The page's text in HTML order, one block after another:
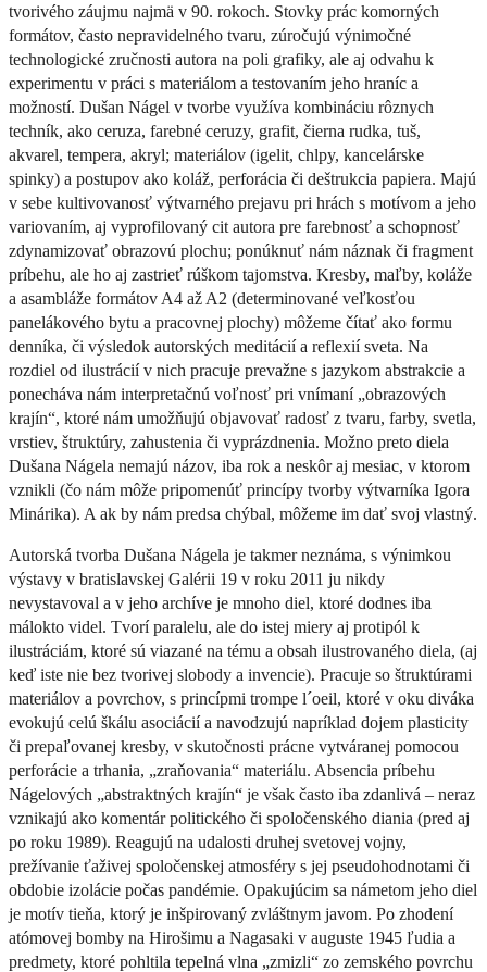
tvorivého záujmu najmä v 90. rokoch. Stovky prác komorných
formátov, často nepravidelného tvaru, zúročujú výnimočné
technologické zručnosti autora na poli grafiky, ale aj odvahu k
experimentu v práci s materiálom a testovaním jeho hraníc a
možností. Dušan Nágel v tvorbe využíva kombináciu rôznych
techník, ako ceruza, farebné ceruzy, grafit, čierna rudka, tuš,
akvarel, tempera, akryl; materiálov (igelit, chlpy, kancelárske
spinky) a postupov ako koláž, perforácia či deštrukcia papiera. Majú
v sebe kultivovanosť výtvarného prejavu pri hrách s motívom a jeho
variovaním, aj vyprofilovaný cit autora pre farebnosť a schopnosť
zdynamizovať obrazovú plochu; ponúknuť nám náznak či fragment
príbehu, ale ho aj zastrieť rúškom tajomstva. Kresby, maľby, koláže
a asambláže formátov A4 až A2 (determinované veľkosťou
panelákového bytu a pracovnej plochy) môžeme čítať ako formu
denníka, či výsledok autorských meditácií a reflexií sveta. Na
rozdiel od ilustrácií v nich pracuje prevažne s jazykom abstrakcie a
ponecháva nám interpretačnú voľnosť pri vnímaní „obrazových
krajín“, ktoré nám umožňujú objavovať radosť z tvaru, farby, svetla,
vrstiev, štruktúry, zahustenia či vyprázdnenia. Možno preto diela
Dušana Nágela nemajú názov, iba rok a neskôr aj mesiac, v ktorom
vznikli (čo nám môže pripomenúť princípy tvorby výtvarníka Igora
Minárika). A ak by nám predsa chýbal, môžeme im dať svoj vlastný.
Autorská tvorba Dušana Nágela je takmer neznáma, s výnimkou
výstavy v bratislavskej Galérii 19 v roku 2011 ju nikdy
nevystavoval a v jeho archíve je mnoho diel, ktoré dodnes iba
málokto videl. Tvorí paralelu, ale do istej miery aj protipól k
ilustráciám, ktoré sú viazané na tému a obsah ilustrovaného diela, (aj
keď iste nie bez tvorivej slobody a invencie). Pracuje so štruktúrami
materiálov a povrchov, s princípmi trompe l´oeil, ktoré v oku diváka
evokujú celú škálu asociácií a navodzujú napríklad dojem plasticity
či prepaľovanej kresby, v skutočnosti prácne vytváranej pomocou
perforácie a trhania, „zraňovania“ materiálu. Absencia príbehu
Nágelových „abstraktných krajín“ je však často iba zdanlivá – neraz
vznikajú ako komentár politického či spoločenského diania (pred aj
po roku 1989). Reagujú na udalosti druhej svetovej vojny,
prežívanie ťaživej spoločenskej atmosféry s jej pseudohodnotami či
obdobie izolácie počas pandémie. Opakujúcim sa námetom jeho diel
je motív tieňa, ktorý je inšpirovaný zvláštnym javom. Po zhodení
atómovej bomby na Hirošimu a Nagasaki v auguste 1945 ľudia a
predmety, ktoré pohltila tepelná vlna „zmizli“ zo zemského povrchu